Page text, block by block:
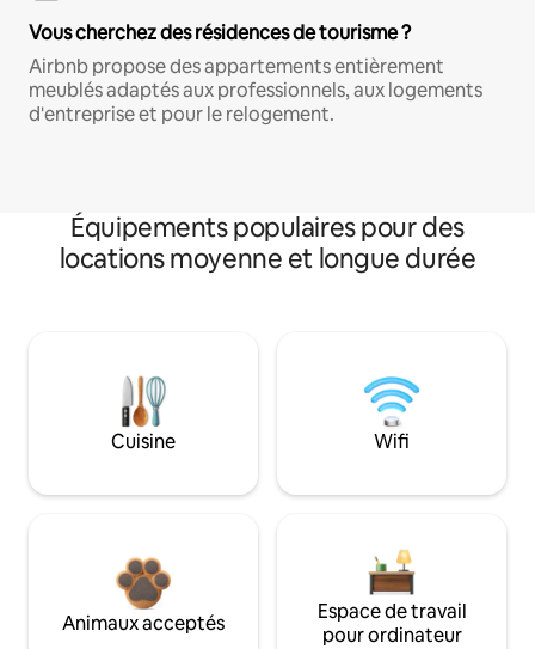
Vous cherchez des résidences de tourisme ?
Airbnb propose des appartements entièrement
meublés adaptés aux professionnels, aux logements
d'entreprise et pour le relogement.
Équipements populaires pour des
locations moyenne et longue durée
Cuisine Wifi
Animaux acceptés
Espace de travail
pour ordinateur